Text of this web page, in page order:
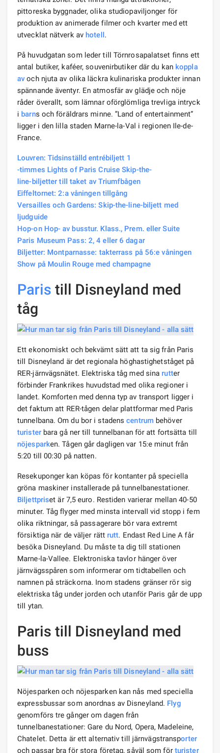
pittoreska byggnader, olika studiopaviljonger för
produktion av animerade filmer och kvarter med ett
utvecklat nätverk av hotell.
På huvudgatan som leder till Törnrosapalatset finns ett
antal butiker, kaféer, souvenirbutiker där du kan koppla
av och njuta av olika läckra kulinariska produkter innan
spännande äventyr. En atmosfär av glädje och nöje
råder överallt, som lämnar oförglömliga trevliga intryck
i barns och föräldrars minne. ”Land of entertainment”
ligger i den lilla staden Marne-la-Val i regionen Ile-de-
France.
Louvren: Tidsinställd entrébiljett 1
-timmes Lights of Paris Cruise Skip-the-
line-biljetter till taket av Triumfbågen
Eiffeltornet: 2:a våningen tillgång
Versailles och Gardens: Skip-the-line-biljett med
ljudguide
Hop-on Hop- av busstur. Klass., Prem. eller Suite
Paris Museum Pass: 2, 4 eller 6 dagar
Biljetter: Montparnasse: takterrass på 56:e våningen
Show på Moulin Rouge med champagne
Paris till Disneyland med
tåg
Ett ekonomiskt och bekvämt sätt att ta sig från Paris
till Disneyland är det regionala höghastighetståget på
RER-järnvägsnätet. Elektriska tåg med sina rutter
förbinder Frankrikes huvudstad med olika regioner i
landet. Komforten med denna typ av transport ligger i
det faktum att RER-tågen delar plattformar med Paris
tunnelbana. Om du bor i stadenscentrumbehöver
turisterbara gå ner till tunnelbanan för att fortsätta till
nöjesparken. Tågen går dagligen var 15:e minut från
5:20 till 00:30 på natten.
Resekuponger kan köpas för kontanter på speciella
gröna maskiner installerade på tunnelbanestationer.
Biljettpriset är 7,5 euro. Restiden varierar mellan 40-50
minuter. Tåg flyger med minsta intervall vid stopp i fem
olika riktningar, så passagerare bör vara extremt
försiktiga när de väljer rätt rutt. Endast Red Line A får
besöka Disneyland. Du måste ta dig till stationen
Marne-la-Vallee. Elektroniska tavlor hänger över
järnvägsspåren som informerar om tidtabellen och
namnen på sträckorna. Inom stadens gränser rör sig
elektriska tåg under jorden och utanför Paris går de upp
till ytan.
Paris till Disneyland med
buss
Nöjesparken och nöjesparken kan nås med speciella
expressbussar som anordnas av Disneyland. Flyg
genomförs tre gånger om dagen från
tunnelbanestationer: Gare du Nord, Opera, Madeleine,
Chatelet. Detta är ett alternativ till järnvägstransporter
och passar bra för stora företag, såväl som för turister